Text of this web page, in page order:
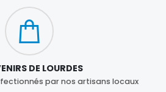
DE LOURDES
par nos artisans locaux